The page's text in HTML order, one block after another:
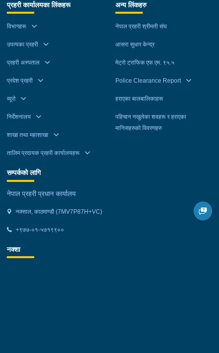
प्रहरी कार्यालयका लिंकहरू
विभागहरू
उपत्यका प्रहरी
प्रहरी अस्पताल
प्रदेश प्रहरी
व्यूरो
निर्देशनालय
शाखा तथा महाशाखा
तालिम प्रदायक प्रहरी कार्यालयहरू
अन्य लिंकहरु
नेपाल प्रहरी श्रीमती संघ
आसरा सुधार केन्द्र
मेट्रो ट्राफिक एफ.एम. ९५.५
Police Clearance Report
हराएका बालबालिकाहरू
पहिचान नखुलेका शवहरू र हराएका
मानिसहरुको विवरणहरु
सम्पर्कको लागि
नेपाल प्रहरी प्रधान कार्यालय
नक्साल, काठमाण्डौ (7MV7P87H+VC)
+९७७-०१-५७१९९००
नक्शा